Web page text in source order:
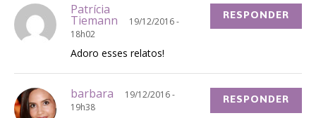
Patrícia
Tiemann
19/12/2016 -
18h02
Adoro esses relatos!
RESPONDER
barbara
19/12/2016 -
19h38
RESPONDER